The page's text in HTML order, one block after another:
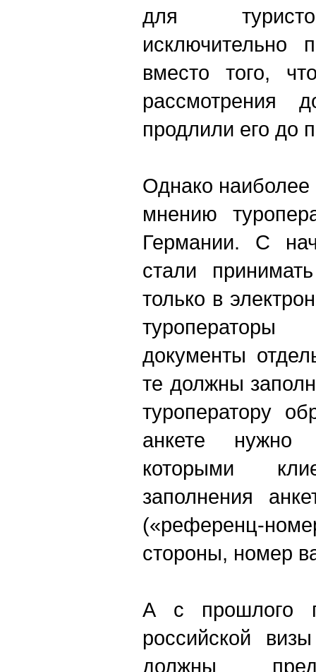
для
вместо того,
рассмотрения
продлили его до
Однако наиболее
мнению
Германии. С
стали
только в
документы
те должны
туроператору
анкете нужно
которыми
заполнения
(«референц-
стороны, номер
А с прошлого
российской
должны